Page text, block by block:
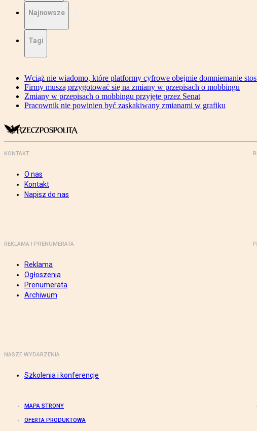
Najnowsze
Tagi
Wciąż nie wiadomo, które platformy cyfrowe obejmie domniemanie
Firmy muszą przygotować się na zmiany w przepisach o mobbingu
Zmiany w przepisach o mobbingu przyjęte przez Senat
Pracownik nie powinien być zaskakiwany zmianami w grafiku
KONTAKT
O nas
Kontakt
Napisz do nas
REKLAMA I PRENUMERATA
Reklama
Ogłoszenia
Prenumerata
Archiwum
NASZE WYDARZENIA
Szkolenia i konferencje
MAPA STRONY
OFERTA PRODUKTOWA